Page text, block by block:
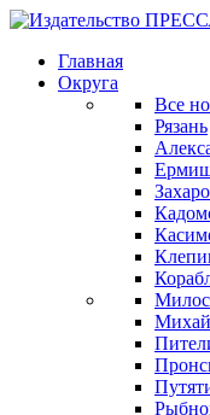
Главная
Округа
Все
Рязань